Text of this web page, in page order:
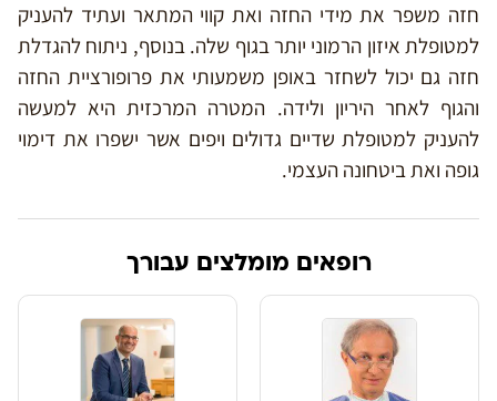
חזה משפר את מידי החזה ואת קווי המתאר ועתיד להעניק
למטופלת איזון הרמוני יותר בגוף שלה. בנוסף, ניתוח להגדלת
חזה גם יכול לשחזר באופן משמעותי את פרופורציית החזה
והגוף לאחר היריון ולידה. המטרה המרכזית היא למעשה
להעניק למטופלת שדיים גדולים ויפים אשר ישפרו את דימוי
גופה ואת ביטחונה העצמי.
רופאים מומלצים עבורך